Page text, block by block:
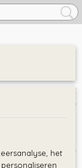
UW WINKELWAGEN
(0)
het